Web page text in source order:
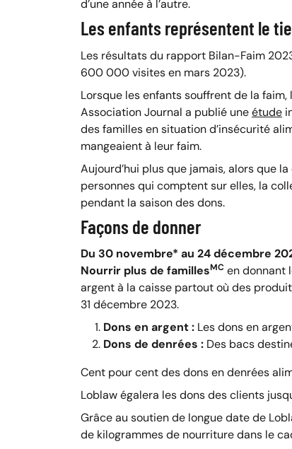
d’une année à l’autre.
Les enfants représentent le
Les résultats du rapport Bilan-Faim
600 000 visites en mars 2023).
Lorsque les enfants souffrent de la
Association Journal a publié uneétude
des familles en situation d’insécurité
mangeaient à leur faim.
Aujourd’hui plus que jamais, alors que
personnes qui comptent sur elles, la
pendant la saison des dons.
Façons de donner
Du 30 novembre* au 24 décembre
Nourrir plus de famillesMC en donnant
argent à la caisse partout où des
31 décembre 2023.
Dons en argent : Les dons en
Dons de denrées : Des bacs
Cent pour cent des dons en denrées
Loblaw égalera les dons des clients
Grâce au soutien de longue date de
de kilogrammes de nourriture dans le